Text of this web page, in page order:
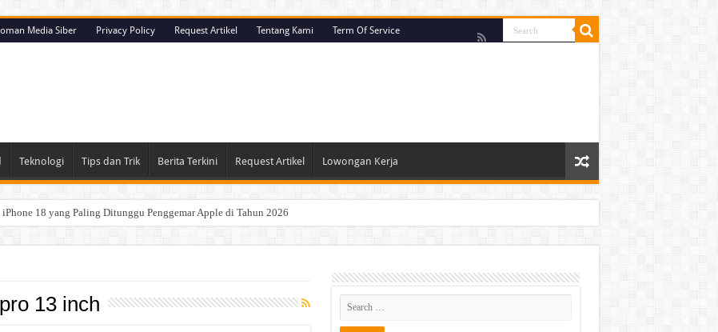
Media Siber Privacy Policy Request Artikel Tentang Kami Term Of Service
Teknologi Tips dan Trik Berita Terkini Request Artikel Lowongan Kerja
18 yang Paling Ditunggu Penggemar Apple di Tahun 2026
Kenali Alasan Mengapa Sistem Keamanan Apple Sangat Sulit Ditembus
27: Fitur Baru, Peningkatan Performa, dan Perubahan yang Paling Terasa
13 inch